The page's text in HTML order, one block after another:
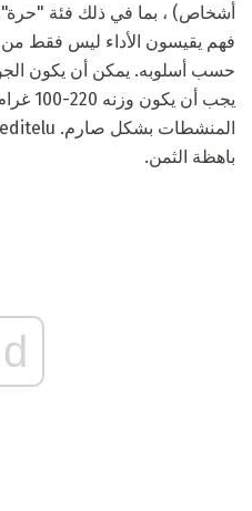
أشخاص) ، بما في ذلك فئة "حرة".
فهم يقيسون الأداء ليس فقط من
حسب أسلوبه. يمكن أن يكون
يجب أن
باهظة الثمن.